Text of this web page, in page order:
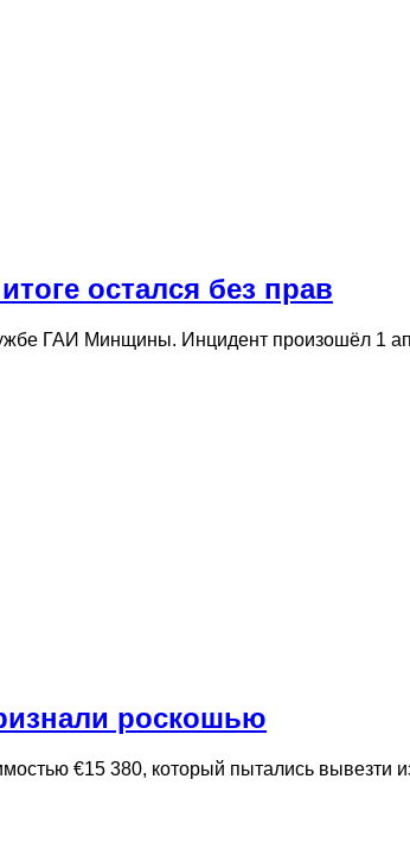
остался без прав
ГАИ Минщины. Инцидент произошёл 1
роскошью
€15 380, который пытались вывезти